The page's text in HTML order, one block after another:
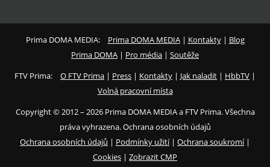
Prima DOMA MEDIA: Prima DOMA MEDIA| Kontakty| Blog
Prima DOMA | Pro média | Soutěže
FTV Prima:
O FTV Prima | Press | Kontakty | Jak naladit | HbbTV |
Volná pracovní místa
Copyright © 2012 – 2026 Prima DOMA MEDIA a FTV Prima. Všechna
práva vyhrazena. Ochrana osobních údajů
Ochrana osobních údajů | Podmínky užití| Ochrana soukromí|
Cookies | Zobrazit CMP